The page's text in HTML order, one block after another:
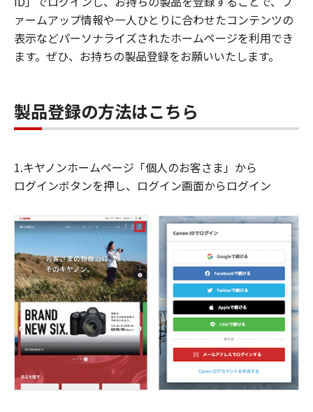
ァームアップ情報や一人ひとりに合わせたコンテンツの
表示などパーソナライズされたホームページを利用でき
ます。ぜひ、お持ちの製品登録をお願いいたします。
製品登録の方法はこちら
1.キヤノンホームページ「個人のお客さま」から
ログインボタンを押し、ログイン画面からログイン